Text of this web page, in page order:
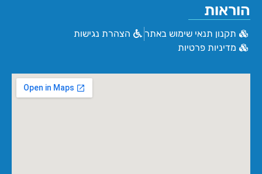
הוראות
תקנון תנאי שימוש באתר
הצהרת נגישות
מדיניות פרטיות